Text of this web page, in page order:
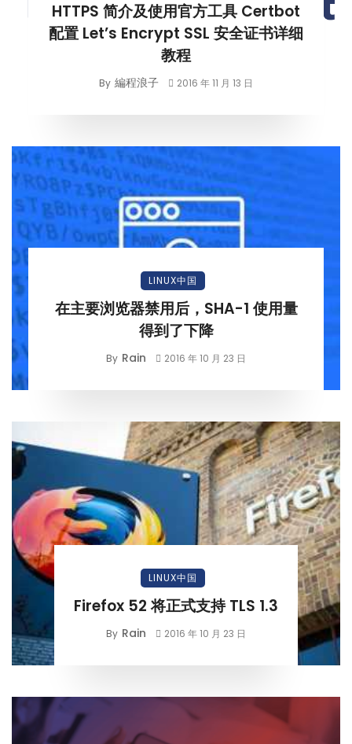
HTTPS 简介及使用官方工具 Certbot
配置 Let’s Encrypt SSL 安全证书详细
教程
By 編程浪子 2016 年 11 月 13 日
LINUX中国
在主要浏览器禁用后，SHA-1 使用量
得到了下降
By Rain 2016 年 10 月 23 日
LINUX中国
Firefox 52 将正式支持 TLS 1.3
By Rain 2016 年 10 月 23 日